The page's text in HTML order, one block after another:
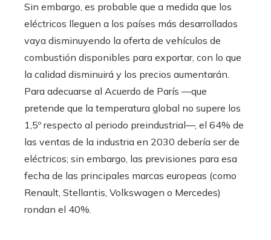
Sin embargo, es probable que a medida que los
eléctricos lleguen a los países más desarrollados
vaya disminuyendo la oferta de vehículos de
combustión disponibles para exportar, con lo que
la calidad disminuirá y los precios aumentarán.
Para adecuarse al Acuerdo de París —que
pretende que la temperatura global no supere los
1,5º respecto al periodo preindustrial—, el 64% de
las ventas de la industria en 2030 debería ser de
eléctricos; sin embargo, las previsiones para esa
fecha de las principales marcas europeas (como
Renault, Stellantis, Volkswagen o Mercedes)
rondan el 40%.